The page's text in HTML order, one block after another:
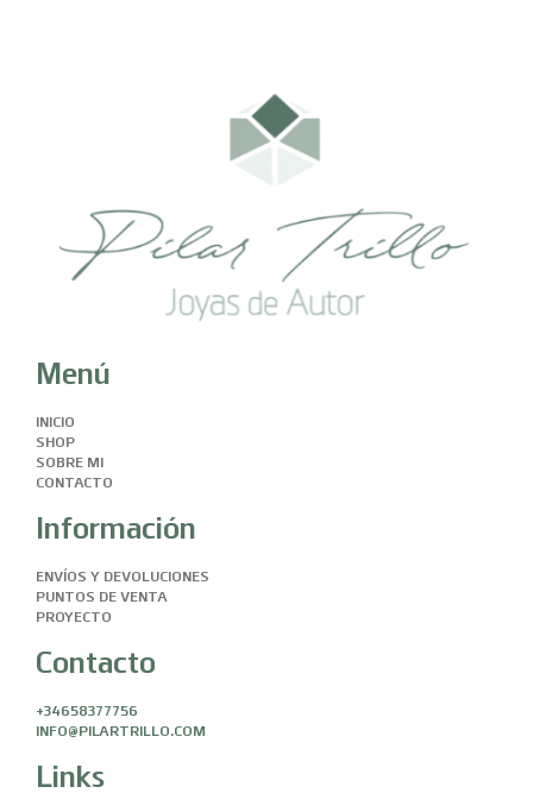
Menú
INICIO
SHOP
SOBRE MI
CONTACTO
Información
ENVÍOS Y DEVOLUCIONES
PUNTOS DE VENTA
PROYECTO
Contacto
+34658377756
INFO@PILARTRILLO.COM
Links